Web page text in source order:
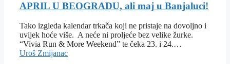
APRIL U BEOGRADU, ali maj u Banjaluci!
Tako izgleda kalendar trkača koji ne pristaje na dovoljno i
uvijek hoće više. A neće ni proljeće bez velike žurke.
“Vivia Run & More Weekend” te čeka 23. i 24.…
Uroš Zmijanac